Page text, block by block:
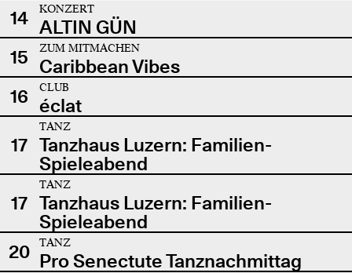
14
KONZERT
ALTIN GÜN
15
ZUM MITMACHEN
Caribbean Vibes
16
CLUB
éclat
17
TANZ
Tanzhaus Luzern: Familien-
Spieleabend
17
TANZ
Tanzhaus Luzern: Familien-
Spieleabend
20
TANZ
Pro Senectute Tanznachmittag